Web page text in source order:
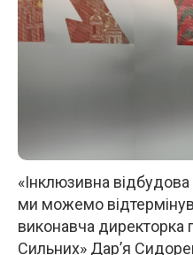
«Інклюзивна
ми можемо
виконавча директорка
Сильних» Дар’я